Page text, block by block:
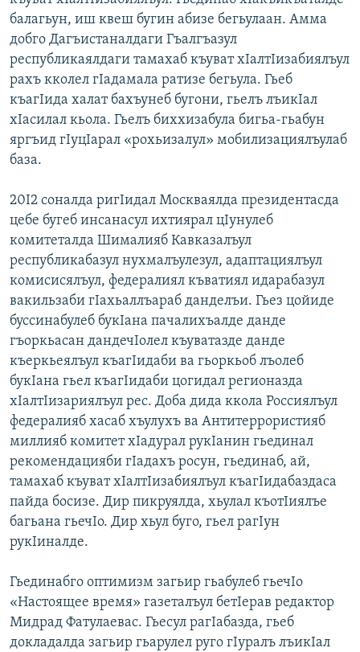
балагьун, иш квеш бугин абизе бегьулаан. Амма
добго Дагъистаналдаги Гъалгъазул
республикаялдаги тамахаб къуват хIалтIизабиялъул
рахъ кколел гIадамала ратизе бегьула. Гьеб
къагIида халат бахъунеб бугони, гьелъ лъикIал
хIасилал кьола. Гьелъ биххизабула бигьа-гьабун
яргъид гIуцIарал «рохьизалул» мобилизациялъулаб
база.
20I2 соналда ригIидал Москваялда президентасда
цебе бугеб инсанасул ихтиярал цIунулеб
комитеталда Шималияб Кавказалъул
республикабазул нухмалъулезул, адаптациялъул
комисисялъул, федералиял къватиял идарабазул
вакильзаби гIахьаллъараб данделъи. Гьез цойиде
буссинабулеб букIана пачалихъалде данде
гъоркьасан дандечIолел къуватазде данде
къеркьеялъул къагIидаби ва гьоркьоб лъолеб
букIана гьел къагIидаби цогидал регионазда
хIалтIизариялъул рес. Доба дида ккола Россиялъул
федералияб хасаб хъулухъ ва Антитеррористияб
миллияб комитет хIадурал рукIанин гьединал
рекомендацияби гIадахъ росун, гьединаб, ай,
тамахаб къуват хIалтIизабиялъул къагIидабаздаса
пайда босизе. Дир пикруялда, хьулал къотIиялъе
багьана гьечIо. Дир хьул буго, гьел рагIун
рукIиналде.
Гьединабго оптимизм загьир гьабулеб гьечIо
«Настоящее время» газеталъул бетIерав редактор
Мидрад Фатулаевас. Гьесул рагIабазда, гьеб
докладалда загьир гьарулел руго гIуралъ лъикIал